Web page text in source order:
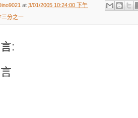
at 3/01/2005 10:24:00 下午
三分之一
: